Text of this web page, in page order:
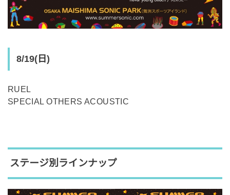
8/19(日)
RUEL
SPECIAL OTHERS ACOUSTIC
ステージ別ラインナップ